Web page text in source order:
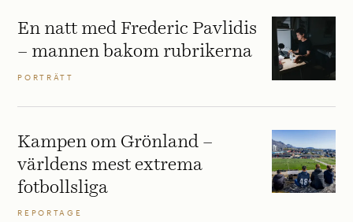
En natt med Frederic Pavlidis
– mannen bakom rubrikerna
PORTRÄTT
Kampen om Grönland –
världens mest extrema
fotbollsliga
REPORTAGE